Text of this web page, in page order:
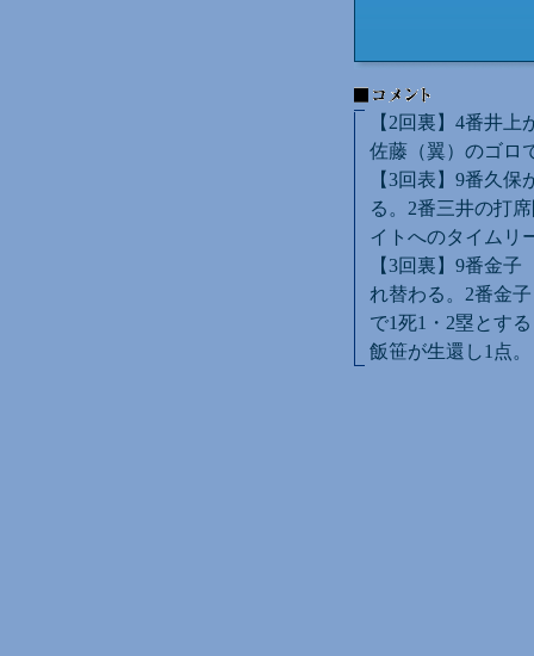
【2回裏】4番井
佐藤（翼）のゴロ
【3回表】9番久
る。2番三井の打
イトへのタイムリ
【3回裏】9番金
れ替わる。2番金
で1死1・2塁とす
飯笹が生還し1点。